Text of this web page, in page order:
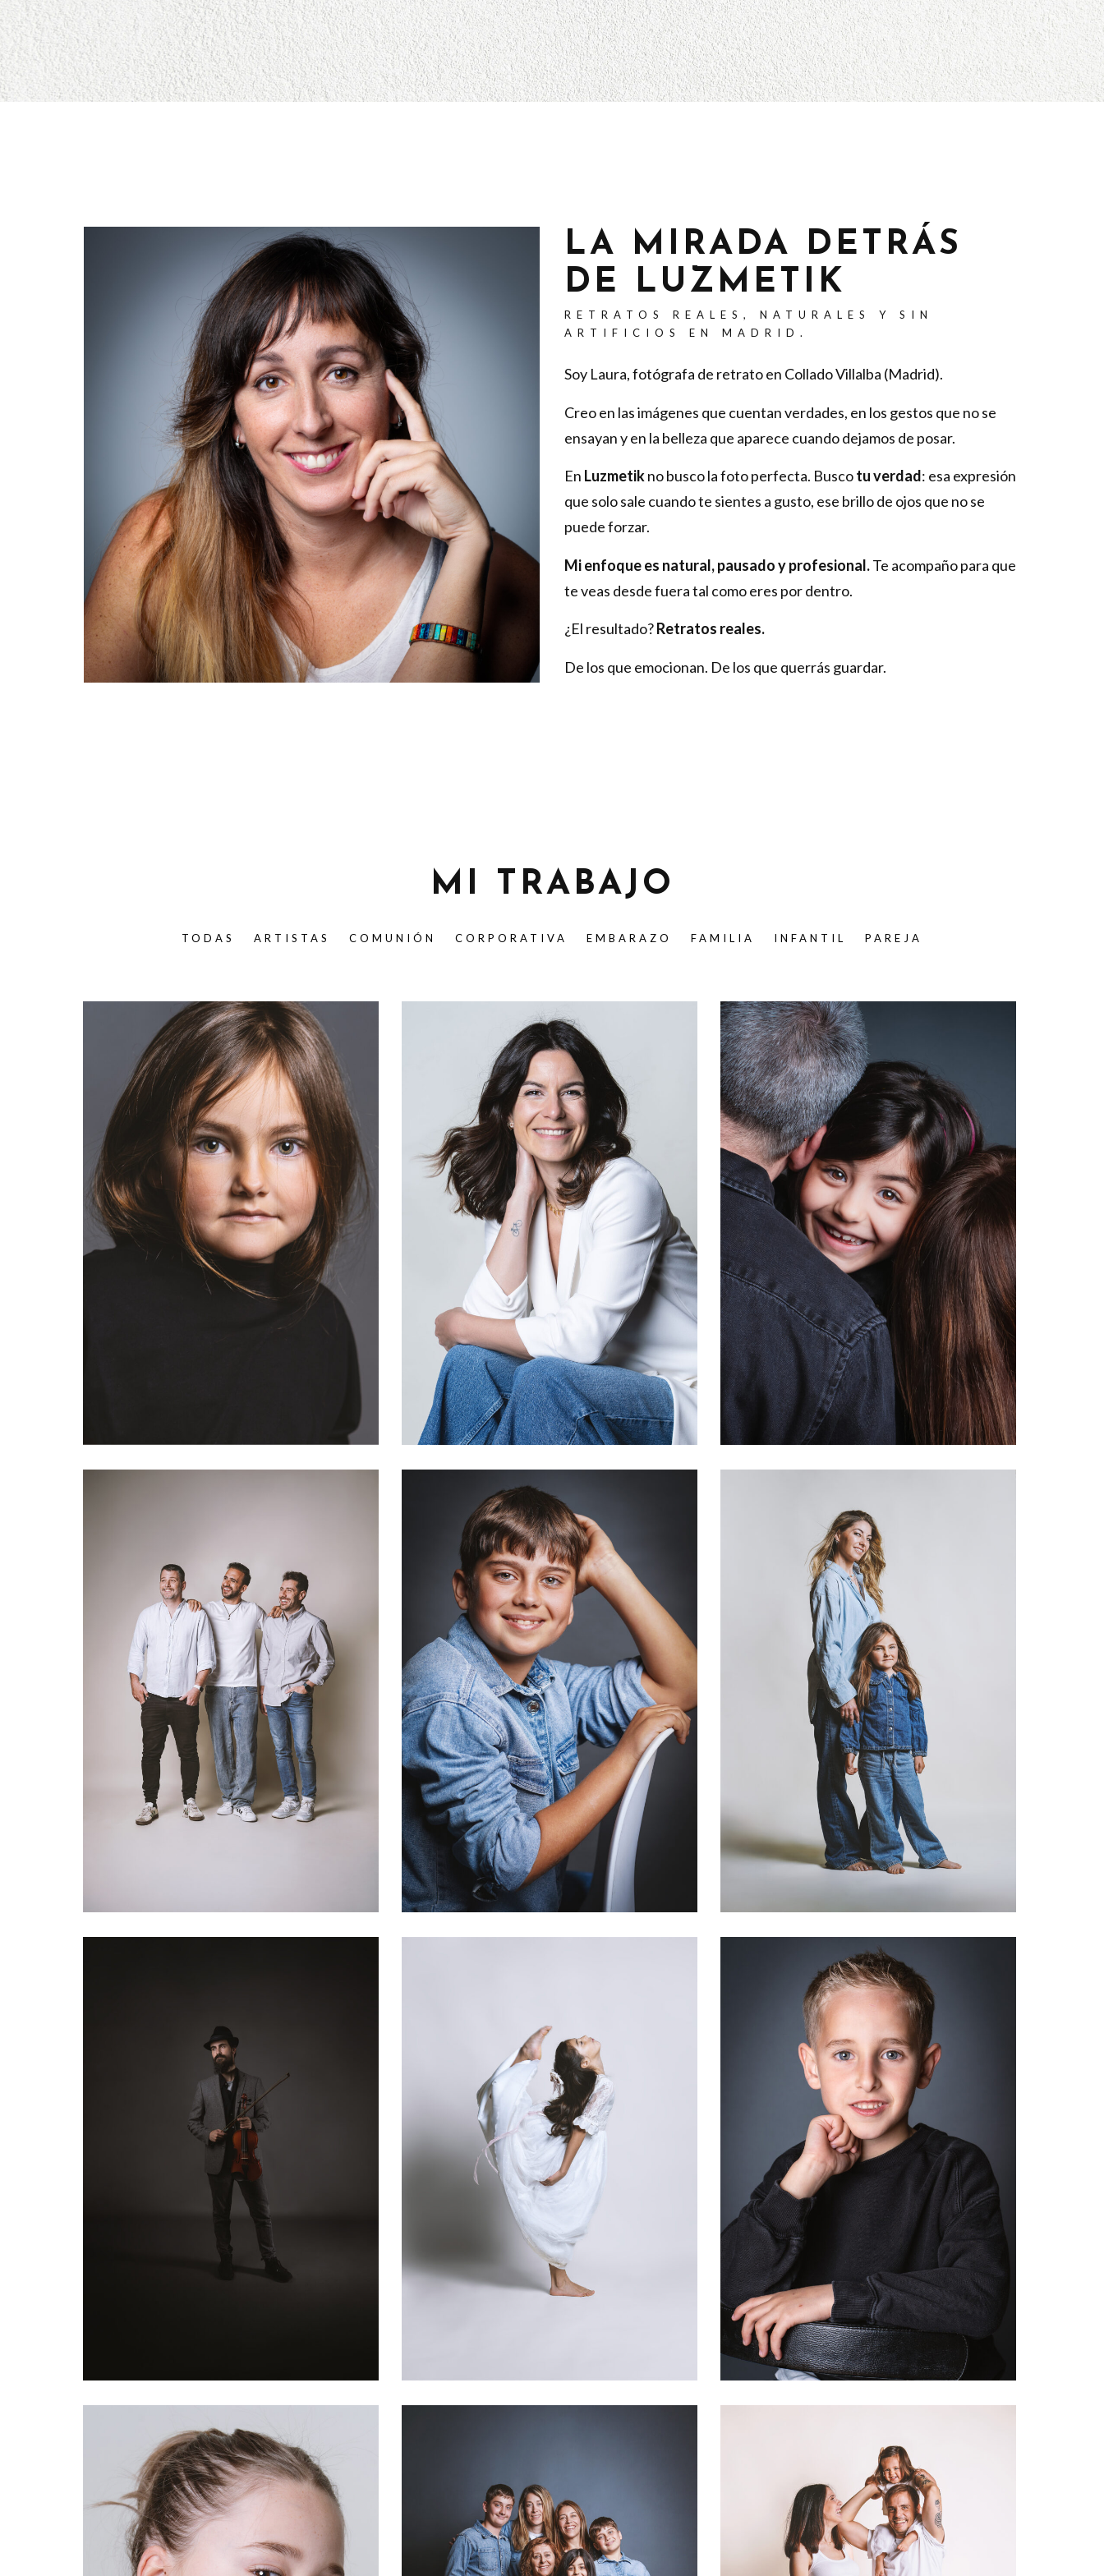
LA MIRADA DETRÁS
DE LUZMETIK
RETRATOS REALES, NATURALES Y SIN
ARTIFICIOS EN MADRID.
Soy Laura, fotógrafa de retrato en Collado Villalba (Madrid).
Creo en las imágenes que cuentan verdades, en los gestos que no se
ensayan y en la belleza que aparece cuando dejamos de posar.
En Luzmetikno busco la foto perfecta. Buscotu verdad: esa expresión
que solo sale cuando te sientes a gusto, ese brillo de ojos que no se
puede forzar.
Mi enfoque es natural, pausado y profesional.Te acompaño para que
te veas desde fuera tal como eres por dentro.
¿El resultado?Retratos reales.
De los que emocionan. De los que querrás guardar.
MI TRABAJO
TODAS ARTISTAS COMUNIÓN CORPORATIVA EMBARAZO FAMILIA INFANTIL PAREJA